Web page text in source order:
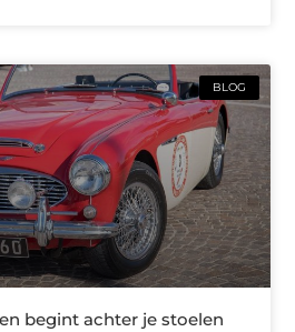
BLOG
begint achter je stoelen